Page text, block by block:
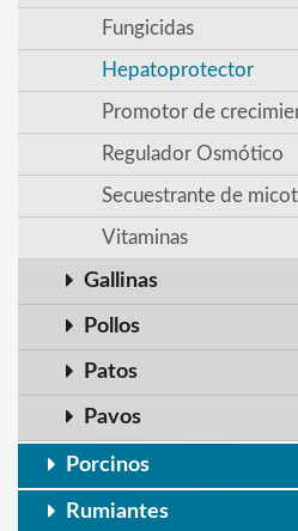
Fungicidas
Hepatoprotector
Promotor de
Regulador Osmótico
Secuestrante de
Vitaminas
Gallinas
Pollos
Patos
Pavos
Porcinos
Rumiantes